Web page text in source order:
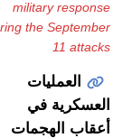
military response
the September
11 attacks
العمليات
العسكرية في
أعقاب الهجمات